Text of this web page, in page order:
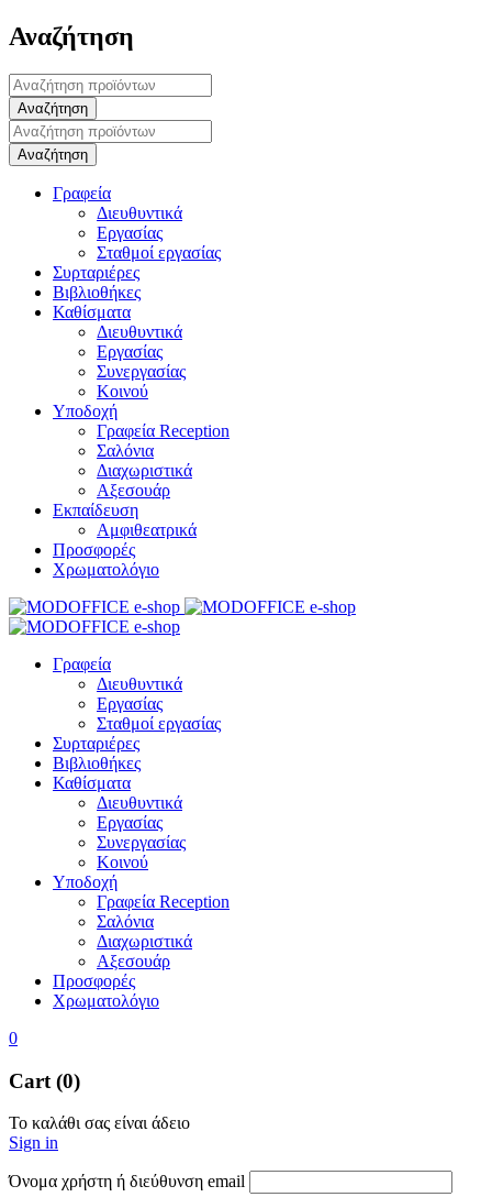
Αναζήτηση
Γραφεία
Διευθυντικά
Εργασίας
Σταθμοί εργασίας
Συρταριέρες
Βιβλιοθήκες
Καθίσματα
Διευθυντικά
Εργασίας
Συνεργασίας
Κοινού
Υποδοχή
Γραφεία Reception
Σαλόνια
Διαχωριστικά
Αξεσουάρ
Εκπαίδευση
Αμφιθεατρικά
Προσφορές
Χρωματολόγιο
Γραφεία
Διευθυντικά
Εργασίας
Σταθμοί εργασίας
Συρταριέρες
Βιβλιοθήκες
Καθίσματα
Διευθυντικά
Εργασίας
Συνεργασίας
Κοινού
Υποδοχή
Γραφεία Reception
Σαλόνια
Διαχωριστικά
Αξεσουάρ
Προσφορές
Χρωματολόγιο
0
Cart (0)
Το καλάθι σας είναι άδειο
Sign in
Όνομα χρήστη ή διεύθυνση email